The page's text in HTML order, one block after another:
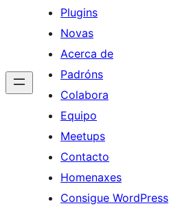
Plugins
Novas
Acerca de
Padróns
Colabora
Equipo
Meetups
Contacto
Homenaxes
Consigue WordPress